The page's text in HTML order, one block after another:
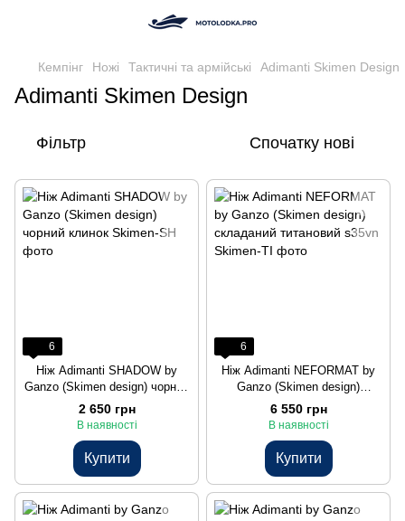
Кемпінг Ножі Тактичні та армійські Adimanti Skimen Design
Adimanti Skimen Design
Фільтр Спочатку нові
6
Нiж Adimanti SHADOW by
Ganzo (Skimen design) чoрний
клинок
2 650 грн
В наявності
Купити
6
Нiж Adimanti NEFORMAT by
Ganzo (Skimen design)
складаний титановий s35vn
6 550 грн
В наявності
Купити